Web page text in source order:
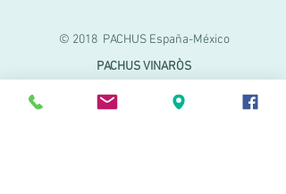
© 2018 PACHUS España-México
PACHUS VINARÒS
Calle Mayor 27-29